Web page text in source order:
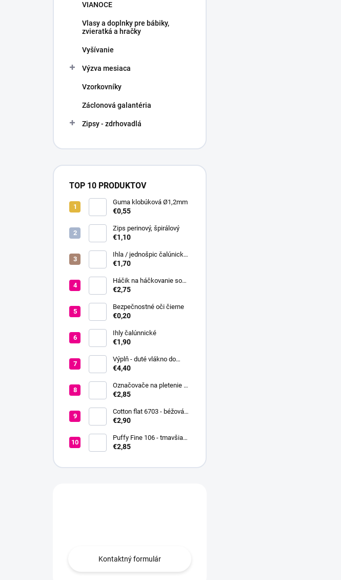
VIANOCE
Vlasy a doplnky pre bábiky,
zvieratká a hračky
Vyšívanie
Výzva mesiaca
Vzorkovníky
Záclonová galantéria
Zipsy - zdrhovadlá
TOP 10 PRODUKTOV
Guma klobúková Ø1,2mm
€0,55
Zips perinový, špirálový
€1,10
Ihla / jednošpic čalúnická
20 cm
€1,70
Háčik na háčkovanie so
silikónovou rukoväťou veľ.
€2,75
Bezpečnostné oči čierne
€0,20
Ihly čalúnnické
€1,90
Výplň - duté vlákno do
hračiek a vankúšov
€4,40
Označovače na pletenie a
háčkovanie + koncovka +
€2,85
Cotton flat 6703 - béžová
svetlá
€2,90
Puffy Fine 106 - tmavšia
červená
€2,85
Kontaktný formulár